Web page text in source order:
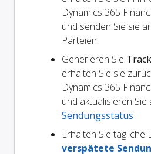
Dynamics 365
und senden Sie sie
Parteien
Generieren Sie
erhalten Sie sie
Dynamics 365
und aktualisieren
Sendungsstatus
Erhalten Sie tägliche
verspätete